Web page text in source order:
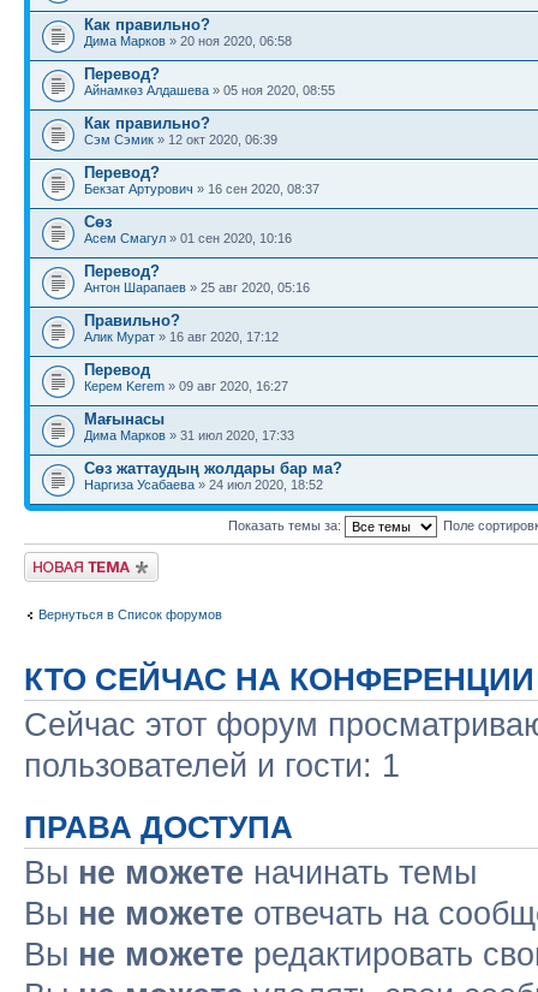
Как правильно?
Дима Марков » 20 ноя 2020, 06:58
Перевод?
Айнамкөз Алдашева » 05 ноя 2020, 08:55
Как правильно?
Сэм Сэмик » 12 окт 2020, 06:39
Перевод?
Бекзат Артурович » 16 сен 2020, 08:37
Сөз
Асем Смагул » 01 сен 2020, 10:16
Перевод?
Антон Шарапаев » 25 авг 2020, 05:16
Правильно?
Алик Мурат » 16 авг 2020, 17:12
Перевод
Керем Kerem » 09 авг 2020, 16:27
Мағынасы
Дима Марков » 31 июл 2020, 17:33
Сөз жаттаудың жолдары бар ма?
Наргиза Усабаева » 24 июл 2020, 18:52
Показать темы за: Поле
Новая тема
Вернуться в Список форумов
КТО СЕЙЧАС НА КОНФЕРЕНЦИИ
Сейчас этот форум
пользователей и гости: 1
ПРАВА ДОСТУПА
Вы не можете начинать темы
Вы не можете отвечать на
Вы не можете редактировать